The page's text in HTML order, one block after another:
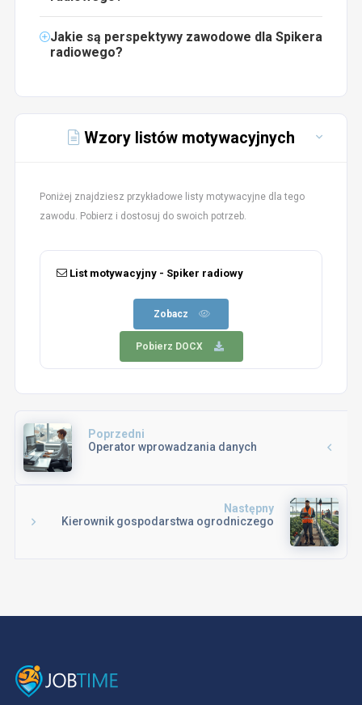
Jakie są perspektywy zawodowe dla Spikera
radiowego?
Wzory listów motywacyjnych
Poniżej znajdziesz przykładowe listy motywacyjne dla tego
zawodu. Pobierz i dostosuj do swoich potrzeb.
List motywacyjny - Spiker radiowy
Zobacz
Pobierz DOCX
Poprzedni
Operator wprowadzania danych
Następny
Kierownik gospodarstwa ogrodniczego